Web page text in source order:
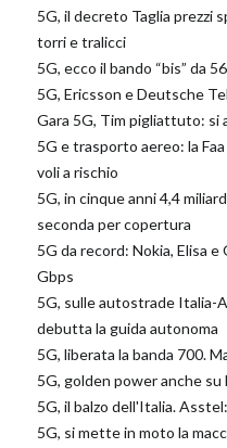
5G, il decreto Taglia prezzi
torri e tralicci
5G, ecco il bando “bis” da
5G, Ericsson e Deutsche
Gara 5G, Tim pigliattuto: si
5G e trasporto aereo: la
voli a rischio
5G, in cinque anni 4,4
seconda per copertura
5G da record: Nokia, Elisa
Gbps
5G, sulle autostrade Italia-
debutta la guida autonoma
5G, liberata la banda 700.
5G, golden power anche su
5G, il balzo dell'Italia.
5G, si mette in moto la